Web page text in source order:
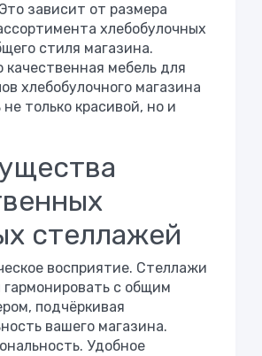
зависит от размера
хлебобулочных
стиля магазина.
качественная мебель для
хлебобулочного магазина
только красивой, но и
стеллажей
восприятие. Стеллажи
с общим
подчёркивая
вашего магазина.
Удобное